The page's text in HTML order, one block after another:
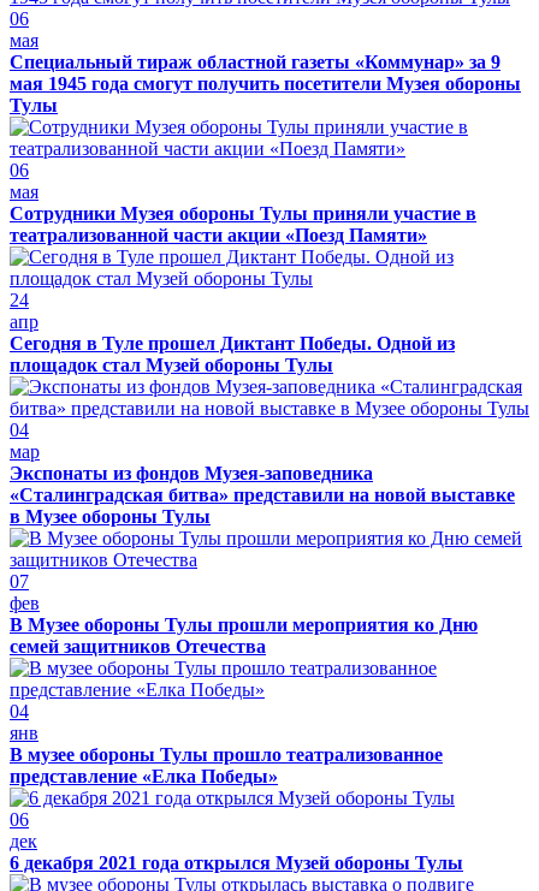
06
мая
Специальный тираж областной газеты «Коммунар» за 9
мая 1945 года смогут получить посетители Музея обороны
Тулы
06
мая
Сотрудники Музея обороны Тулы приняли участие в
театрализованной части акции «Поезд Памяти»
24
апр
Сегодня в Туле прошел Диктант Победы. Одной из
площадок стал Музей обороны Тулы
04
мар
Экспонаты из фондов Музея-заповедника
«Сталинградская битва» представили на новой выставке
в Музее обороны Тулы
07
фев
В Музее обороны Тулы прошли мероприятия ко Дню
семей защитников Отечества
04
янв
В музее обороны Тулы прошло театрализованное
представление «Елка Победы»
06
дек
6 декабря 2021 года открылся Музей обороны Тулы